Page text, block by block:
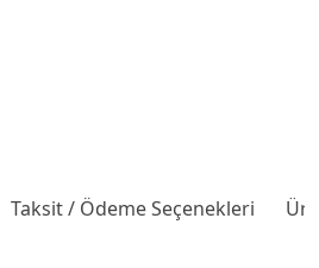
Taksit / Ödeme Seçenekleri